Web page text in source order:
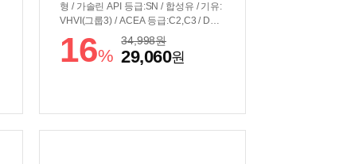
형 / 가솔린 API 등급:SN / 합성유 / 기유:
VHVI(그룹3) / ACEA 등급:C2,C3 / DPF
16%
34,998원
29,060원